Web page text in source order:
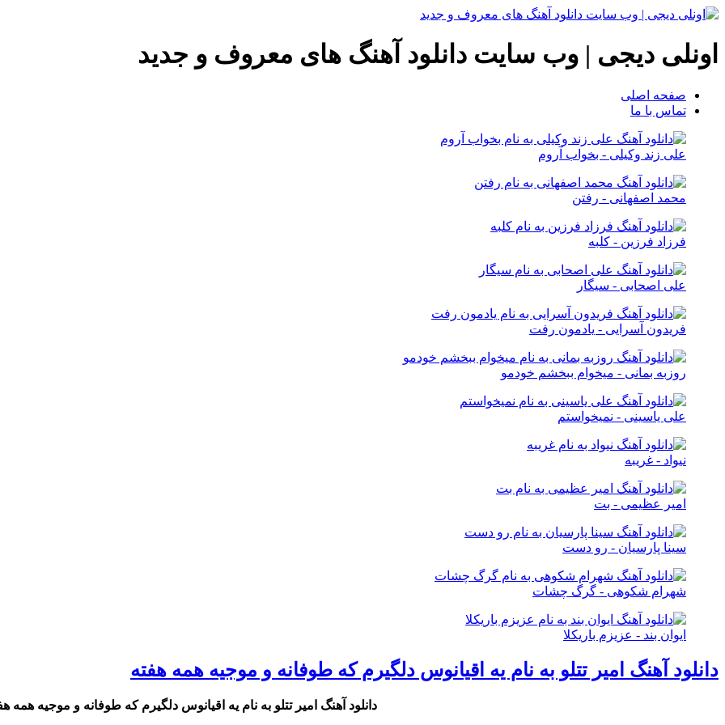
اونلی دیجی | وب سایت دانلود آهنگ های معروف و جدید
صفحه اصلی
تماس با ما
علی زند وکیلی - بخواب آروم
محمد اصفهانی - رفتن
فرزاد فرزین - کلبه
علی اصحابی - سیگار
فریدون آسرایی - یادمون رفت
روزبه بمانی - میخوام ببخشم خودمو
علی یاسینی - نمیخواستم
نیواد - غریبه
امیر عظیمی - بت
سینا پارسیان - رو دست
شهرام شکوهی - گرگ چشات
ایوان بند - عزیزم باریکلا
دانلود آهنگ امیر تتلو به نام يه اقيانوس دلگيرم كه طوفانه و موجيه همه هفته
دانلود آهنگ امیر تتلو به نام يه اقيانوس دلگيرم كه طوفانه و موجيه همه